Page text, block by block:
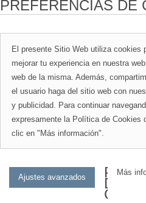
PREFERENCIAS DE
El presente Sitio Web utiliza cookies
mejorar tu experiencia en nuestra
web de la misma. Además,
el usuario haga del sitio web con
y publicidad. Para continuar
expresamente la Política de Cookies
clic en "Más información".
Más
DE